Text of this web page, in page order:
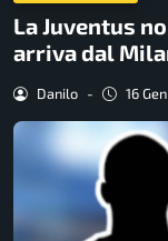
La Juventus
arriva dal
Danilo - 16